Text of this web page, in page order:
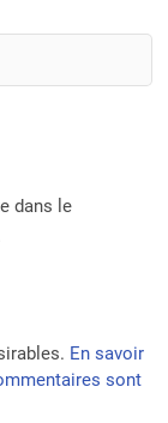
dans le
En savoir
sont